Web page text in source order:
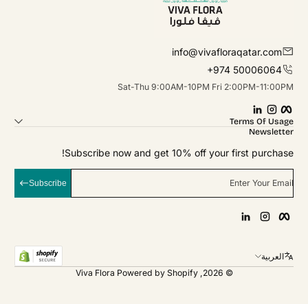
info@vivafloraqatar.com
+974 50006064
Sat-Thu 9:00AM-10PM Fri 2:00PM-11:00PM
Terms Of Usage
Newsletter
Subscribe now and get 10% off your first purchase!
Enter Your Email
Subscribe
العربية
© 2026,
Viva Flora Powered by Shopify